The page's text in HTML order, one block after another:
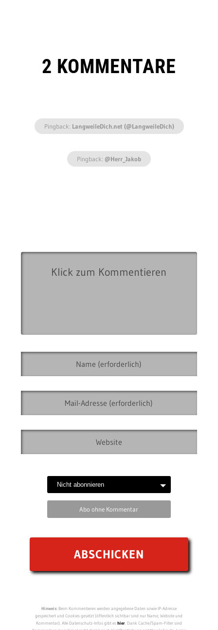
2 KOMMENTARE
Pingback: LangweileDich.net (@LangweileDich)
Pingback: @Herr_Jakob
Abo ohne Kommentar
Hinweis:Beim Kommentieren werden angegebene Daten sowie IP-Adresse
gespeichert und Cookies gesetzt (öffentlich sichtbar sind nur Name, Website und
Kommentar). Alle Datenschutz-Infos gibt eshier. Dank Cache/Spam-Filter sind